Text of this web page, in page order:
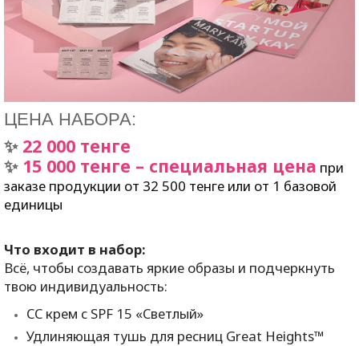
ЦЕНА НАБОРА:
✨ 22 000 тенге
✨15 000 тенге – специальная цена при
заказе продукции от 32 500 тенге или от 1 базовой
единицы
Что входит в набор:
Всё, чтобы создавать яркие образы и подчеркнуть
твою индивидуальность:
СС крем с SPF 15 «Светлый»
Удлиняющая тушь для ресниц Great Heights™